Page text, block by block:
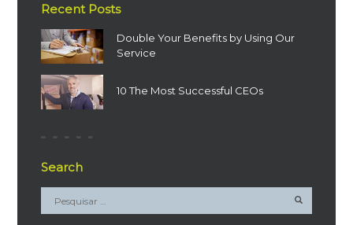
Recent Posts
Double Your Benefits by Using Our
Service
10 The Most Successful CEOs
Search